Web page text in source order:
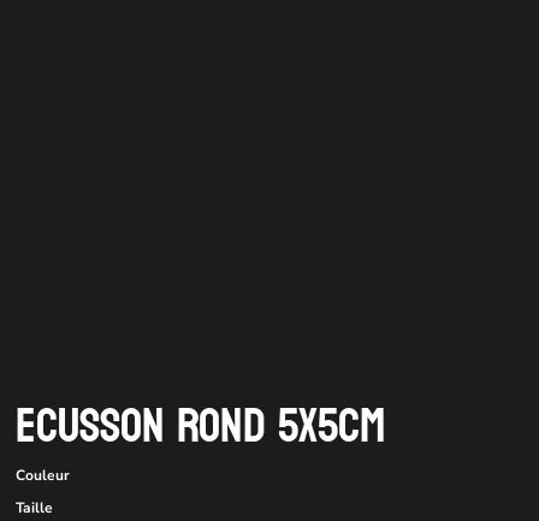
ECUSSON ROND 5X5CM
Couleur
Taille